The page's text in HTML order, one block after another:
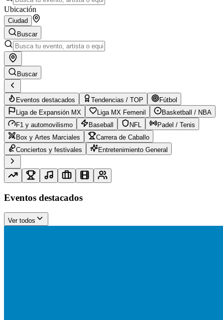
Ubicación
Ciudad
Buscar
Buscar
Eventos destacados Tendencias / TOP
Fútbol
Liga de Expansión MX
Liga MX Femenil
Basketball / NBA
F1 y automovilismo
Baseball NFL
Padel / Tenis
Box y Artes Marciales
Carrera de Caballo
Conciertos y festivales
Entretenimiento General
Eventos destacados
Ver todos